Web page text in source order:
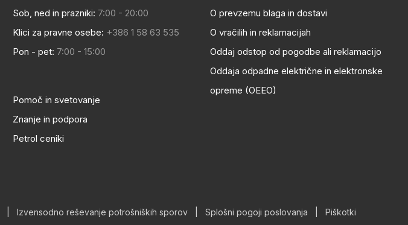
Sob, ned in prazniki: 7:00 - 20:00
Klici za pravne osebe: +386 1 58 63 535
Pon - pet: 7:00 - 15:00
Pomoč in svetovanje
Znanje in podpora
Petrol ceniki
O prevzemu blaga in dostavi
O vračilih in reklamacijah
Oddaj odstop od pogodbe ali reklamacijo
Oddaja odpadne električne in elektronske
opreme (OEEO)
Izvensodno reševanje potrošniških sporov Splošni pogoji poslovanja
Piškotki